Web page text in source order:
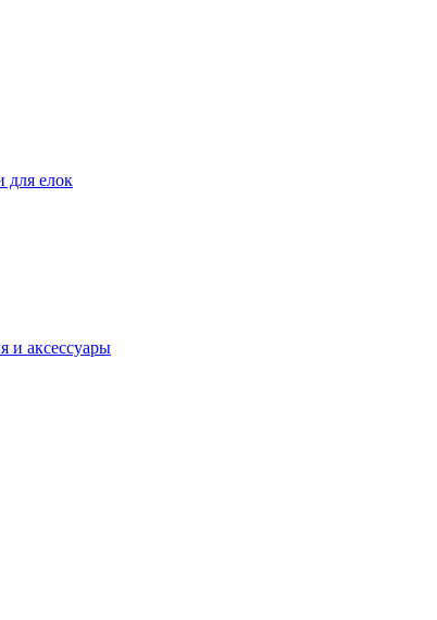
для елок
и аксессуары